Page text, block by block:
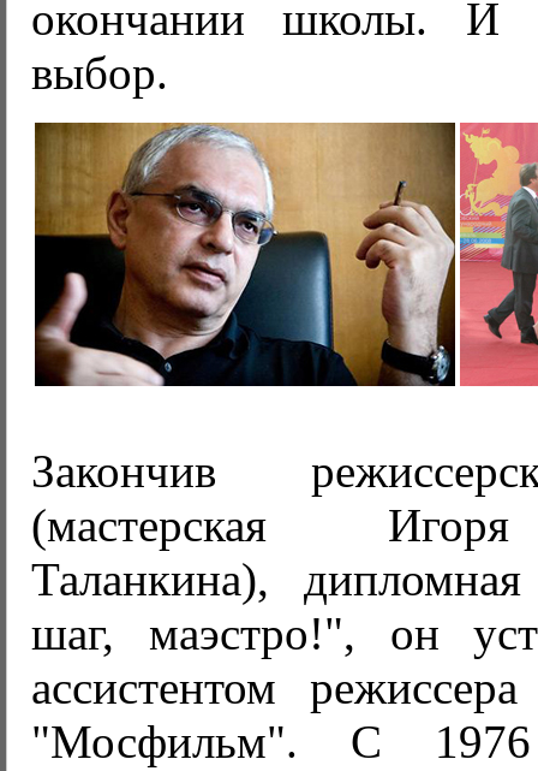
окончании школы. И
выбор.
Закончив
(мастерская
Таланкина),
шаг, маэстро!", он
ассистентом
"Мосфильм". С 1976